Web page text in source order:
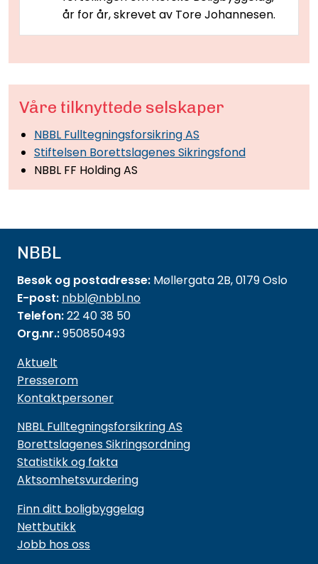
år for år, skrevet av Tore Johannesen.
Våre tilknyttede selskaper
NBBL Fulltegningsforsikring AS
Stiftelsen Borettslagenes Sikringsfond
NBBL FF Holding AS
NBBL
Besøk og postadresse: Møllergata 2B, 0179 Oslo
E-post: nbbl@nbbl.no
Telefon:22 40 38 50
Org.nr.:950850493
Aktuelt
Presserom
Kontaktpersoner
NBBL Fulltegningsforsikring AS
Borettslagenes Sikringsordning
Statistikk og fakta
Aktsomhetsvurdering
Finn ditt boligbyggelag
Nettbutikk
Jobb hos oss